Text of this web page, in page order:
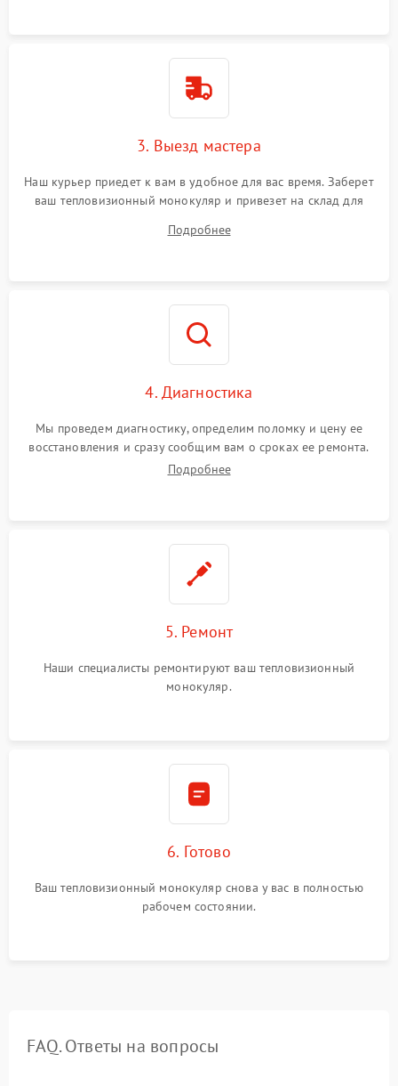
3. Выезд мастера
Наш курьер приедет к вам в удобное для вас время. Заберет
ваш тепловизионный монокуляр и привезет на склад для
Подробнее
4. Диагностика
Мы проведем диагностику, определим поломку и цену ее
восстановления и сразу сообщим вам о сроках ее ремонта.
Подробнее
5. Ремонт
Наши специалисты ремонтируют ваш тепловизионный
монокуляр.
6. Готово
Ваш тепловизионный монокуляр снова у вас в полностью
рабочем состоянии.
FAQ. Ответы на вопросы